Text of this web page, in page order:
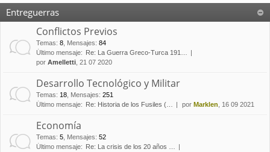
Entreguerras
Conflictos Previos
Temas: 8 Mensajes: 84
Último mensaje:
Re: La Guerra Greco-Turca 191…
por Amelletti , 21 07 2020
Desarrollo Tecnológico y Militar
Temas: 18 Mensajes: 251
Último mensaje:
Re: Historia de los Fusiles (… por Marklen , 16 09 2021
Economía
Temas: 5 Mensajes: 52
Último mensaje:
Re: La crisis de los 20 años …